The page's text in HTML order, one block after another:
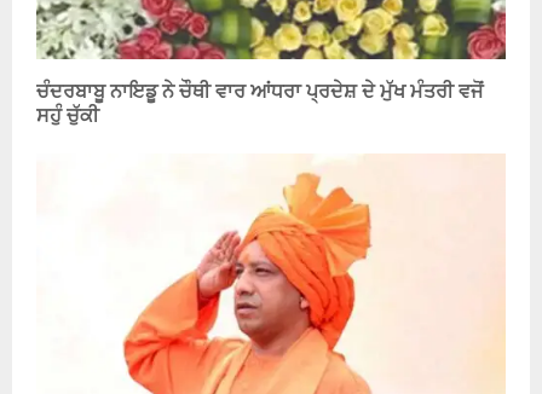
ਚੰਦਰਬਾਬੂ ਨਾਇਡੂ ਨੇ ਚੌਥੀ ਵਾਰ ਆਂਧਰਾ ਪ੍ਰਦੇਸ਼ ਦੇ ਮੁੱਖ ਮੰਤਰੀ ਵਜੋਂ
ਸਹੁੰ ਚੁੱਕੀ